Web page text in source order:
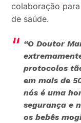
colaboração
de saúde.
“O Doutor
protocolos
em mais de
nós é uma
segurança e
os bebês